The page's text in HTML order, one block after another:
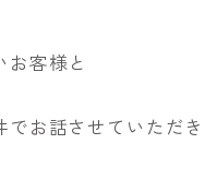
お客様と
でお話させていただ